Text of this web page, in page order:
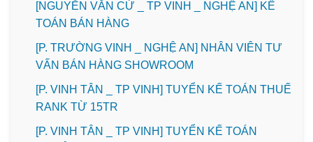
[NGUYỄN VĂN CỪ _ TP VINH _ NGHỆ AN] KẾ
TOÁN BÁN HÀNG
[P. TRƯỜNG VINH _ NGHỆ AN] NHÂN VIÊN TƯ
VẤN BÁN HÀNG SHOWROOM
[P. VINH TÂN _ TP VINH] TUYỂN KẾ TOÁN THUẾ
RANK TỪ 15TR
[P. VINH TÂN _ TP VINH] TUYỂN KẾ TOÁN